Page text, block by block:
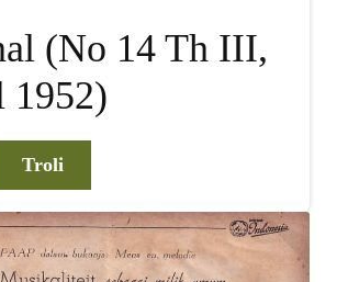
(No 14 Th III,
1952)
Troli